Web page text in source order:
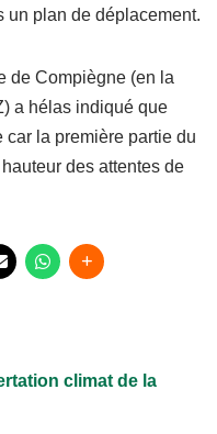
un plan de déplacement.
de Compiègne (en la
a hélas indiqué que
car la première partie du
des attentes de
climat de la